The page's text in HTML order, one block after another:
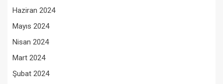
Haziran 2024
Mayıs 2024
Nisan 2024
Mart 2024
Şubat 2024